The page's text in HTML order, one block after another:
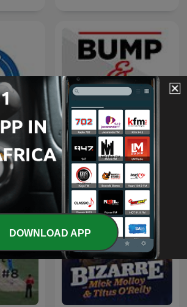
Bump & Run
DOWNLOAD APP